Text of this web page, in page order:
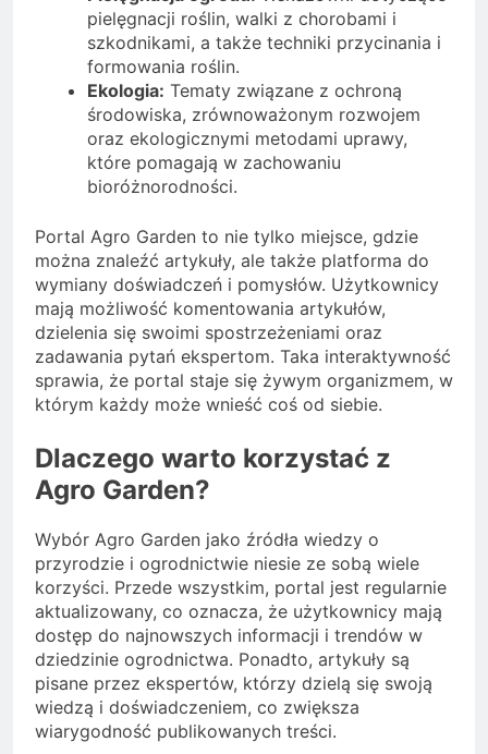
pielęgnacji roślin, walki z chorobami i
szkodnikami, a także techniki przycinania i
formowania roślin.
Ekologia: Tematy związane z ochroną
środowiska, zrównoważonym rozwojem
oraz ekologicznymi metodami uprawy,
które pomagają w zachowaniu
bioróżnorodności.
Portal Agro Garden to nie tylko miejsce, gdzie
można znaleźć artykuły, ale także platforma do
wymiany doświadczeń i pomysłów. Użytkownicy
mają możliwość komentowania artykułów,
dzielenia się swoimi spostrzeżeniami oraz
zadawania pytań ekspertom. Taka interaktywność
sprawia, że portal staje się żywym organizmem, w
którym każdy może wnieść coś od siebie.
Dlaczego warto korzystać z
Agro Garden?
Wybór Agro Garden jako źródła wiedzy o
przyrodzie i ogrodnictwie niesie ze sobą wiele
korzyści. Przede wszystkim, portal jest regularnie
aktualizowany, co oznacza, że użytkownicy mają
dostęp do najnowszych informacji i trendów w
dziedzinie ogrodnictwa. Ponadto, artykuły są
pisane przez ekspertów, którzy dzielą się swoją
wiedzą i doświadczeniem, co zwiększa
wiarygodność publikowanych treści.